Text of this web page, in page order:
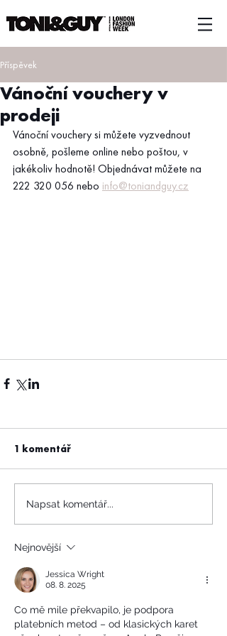
Příspěvek
Vánoční vouchery v
prodeji
Vánoční vouchery si můžete vyzvednout
osobně, pošleme online nebo poštou, v
jakékoliv hodnotě! Objednávat můžete na
222 320 056 nebo info@toniandguy.cz
1 komentář
Napsat komentář...
Nejnovější
Jessica Wright
08. 8. 2025
Co mě mile překvapilo, je podpora
platebních metod – od klasických karet